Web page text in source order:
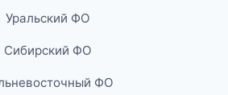
Уральский ФО
Сибирский ФО
ФО